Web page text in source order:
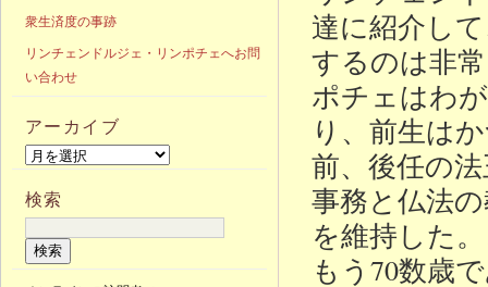
達に紹介し
するのは非
ポチェはわ
り、前生は
前、後任の
事務と仏法
を維持した
もう70数歳
衆生済度の事跡
リンチェンドルジェ・リンポチェへお問
い合わせ
アーカイブ
検索